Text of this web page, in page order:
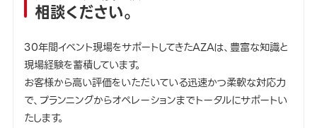
相談ください。
30年間イベント現場をサポートしてきたAZAは、豊富な知識と
現場経験を蓄積しています。
お客様から高い評価をいただいている迅速かつ柔軟な対応力
で、プランニングからオペレーションまでトータルにサポートい
たします。